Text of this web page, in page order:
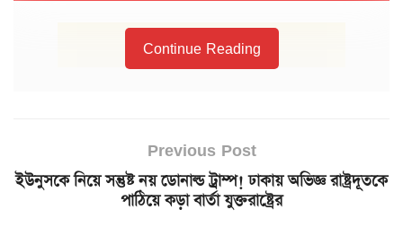
Continue Reading
Previous Post
ইউনুসকে নিয়ে সন্তুষ্ট নয় ডোনাল্ড ট্রাম্প! ঢাকায় অভিজ্ঞ রাষ্ট্রদূতকে
পাঠিয়ে কড়া বার্তা যুক্তরাষ্ট্রের